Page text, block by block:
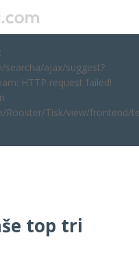
searcha/ajax/suggest?
HTTP request failed!
Tisk/view/frontend/
top tri